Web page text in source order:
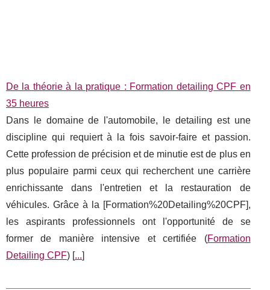
De la théorie à la pratique : Formation detailing CPF en
35 heures
Dans le domaine de l'automobile, le detailing est une
discipline qui requiert à la fois savoir-faire et passion.
Cette profession de précision et de minutie est de plus en
plus populaire parmi ceux qui recherchent une carrière
enrichissante dans l'entretien et la restauration de
véhicules. Grâce à la [Formation%20Detailing%20CPF],
les aspirants professionnels ont l'opportunité de se
former de manière intensive et certifiée (Formation
Detailing CPF) [...]